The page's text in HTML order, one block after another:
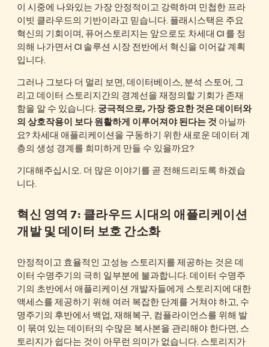
이 시중에 나와있는 가장 안정적이고 강력하며 민첩한 프라
이빗 클라우드의 기반이라고 믿습니다. 플래시스택은 주요
혁신의 기회이며, 퓨어스토리지는 앞으로도 차세대 CI 를 정
의해 나가면서 CI 솔루션 시장 전반에서 혁신을 이어갈 계획
입니다.
그러나 그보다 더 멀리 보면, 데이터베이스, 분석 스토어, 그
리고 데이터 스토리지간의 경계선을 재정의할 기회가 존재
함을 알 수 있습니다. 궁극적으로, 가장 중요한 것은 데이터와
의 상호작용이 보다 원활하게 이루어져야 된다는 것 아닐까
요? 차세대 애플리케이션을 구동하기 위한 새로운 데이터 계
층의 생성 경계를 희미하게 만들 수 있을까요?
기대해주십시오. 더 많은 이야기를 곧 전해드리도록 하겠습
니다.
혁신 영역 7: 클라우드 시대의 애플리케이션
개발 및 데이터 보호 간소화
안정적이고 효율적인 고성능 스토리지를 제공하는 것은 데
이터 수명주기의 극히 일부분에 불과합니다. 데이터 수명주
기의 초반에서 애플리케이션 개발자들에게 스토리지에 대한
액세스를 제공하기 위해 여러 복잡한 단계를 거쳐야 하고, 수
명주기의 후반에서 백업, 재해복구, 컴플라이언스를 위해 발
이 묶여 있는 데이터의 수많은 복사본을 관리해야 한다면, 스
토리지가 쉽다는 것이 아무런 의미가 없습니다. 스토리지가